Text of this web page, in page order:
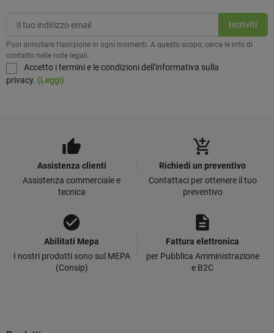
Puoi annullare l'iscrizione in ogni momenti. A questo scopo, cerca le info di
contatto nelle note legali.
Accetto i termini e le condizioni dell'informativa sulla
privacy. (Leggi)
thumb_up
Assistenza clienti
Assistenza commerciale e
tecnica
add_shopping_cart
Richiedi un preventivo
Contattaci per ottenere il tuo
preventivo
check_circle
Abilitati Mepa
I nostri prodotti sono sul MEPA
(Consip)
description
Fattura elettronica
per Pubblica Amministrazione
e B2C